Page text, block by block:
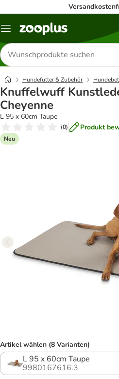
Menü
Produkte
suchen
Hundefutter & Zubehör
Knuffelwuff
Cheyenne
L 95 x 60cm Taupe
(0) Produkt
Neu
Artikel wählen (8 Varianten)
L 95 x 60cm Taupe
9980167616.3